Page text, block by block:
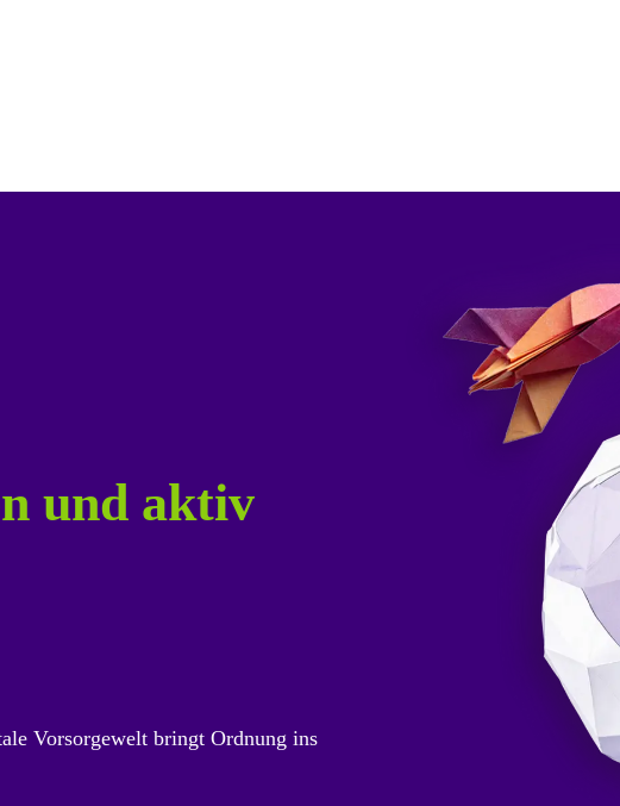
und aktiv
Vorsorgewelt bringt Ordnung ins